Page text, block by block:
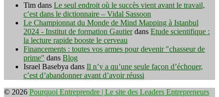
Tim dans Le seul endroit où le succès vient avant le travail,
c’est dans le dictionnaire – Vidal Sassoon
Le Championnat du Monde de Mind Mapping à Istanbul
2024 - Institut de formation Gautierdans Etude scientifique :
la lecture rapide booste le cerveau
Financements : toutes vos armes pour devenir "chasseur de
prime" dans Blog
Israel Basebya dans Il n’y a qu’une seule façon d’échouer,
c’est d’abandonner avant d’avoir réussi
© 2026 Pourquoi Entreprendre | Le site des Leaders Entrepreneurs